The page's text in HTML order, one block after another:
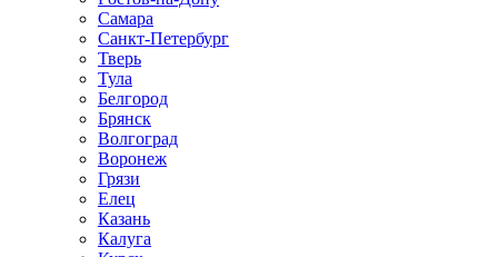
Самара
Санкт-Петербург
Тверь
Тула
Белгород
Брянск
Волгоград
Воронеж
Грязи
Елец
Казань
Калуга